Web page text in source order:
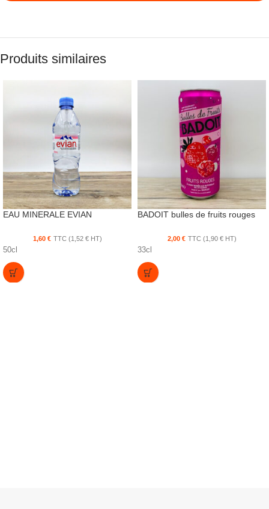
Produits similaires
EAU MINERALE EVIAN
1,60 € TTC (1,52 €HT)
50cl
BADOIT bulles de fruits rouges
2,00 € TTC (1,90 €HT)
33cl